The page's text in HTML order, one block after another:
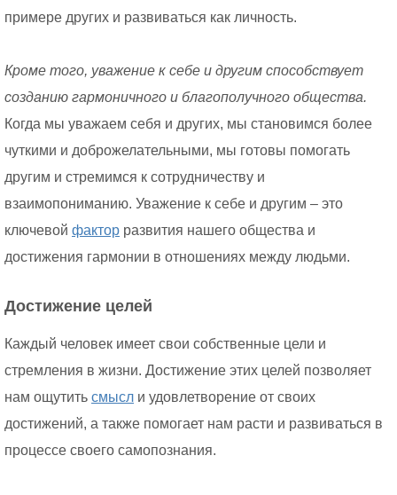
примере других и развиваться как личность.
Кроме того, уважение к себе и другим способствует
созданию гармоничного и благополучного общества.
Когда мы уважаем себя и других, мы становимся более
чуткими и доброжелательными, мы готовы помогать
другим и стремимся к сотрудничеству и
взаимопониманию. Уважение к себе и другим – это
ключевой фактор развития нашего общества и
достижения гармонии в отношениях между людьми.
Достижение целей
Каждый человек имеет свои собственные цели и
стремления в жизни. Достижение этих целей позволяет
нам ощутить смысл и удовлетворение от своих
достижений, а также помогает нам расти и развиваться в
процессе своего самопознания.